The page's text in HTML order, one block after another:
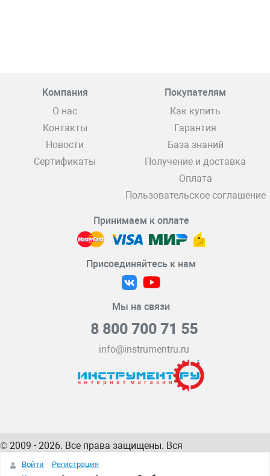
Компания
О нас
Контакты
Новости
Сертификаты
Покупателям
Как купить
Гарантия
База знаний
Получение и доставка
Оплата
Пользовательское соглашение
Принимаем к оплате
Присоединяйтесь к нам
Мы на связи
8 800 700 71 55
info@instrumentru.ru
© 2009 - 2026. Все права защищены. Вся
информация на сайте – собственность
Войти
Регистрация